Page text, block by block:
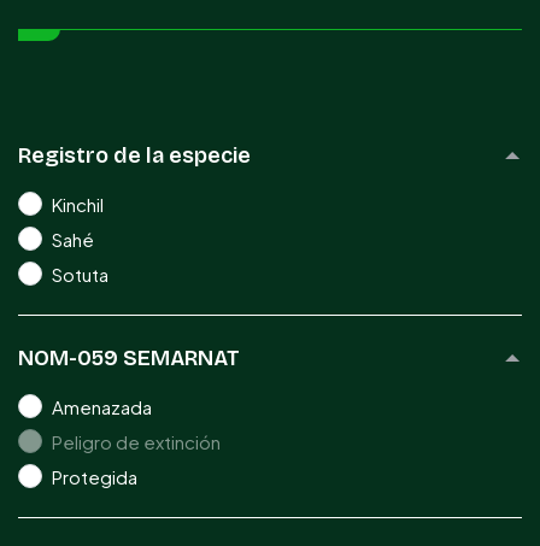
Registro de la especie
Kinchil
Sahé
Sotuta
NOM-059 SEMARNAT
Amenazada
Peligro de extinción
Protegida